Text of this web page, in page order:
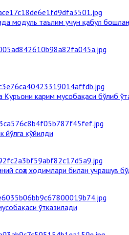
модуль таълим учун қабул
Қуръони карим мусобақаси бўлиб
йўлга қўйилди
соҳа ходимлари билан учрашув
ўтказилади